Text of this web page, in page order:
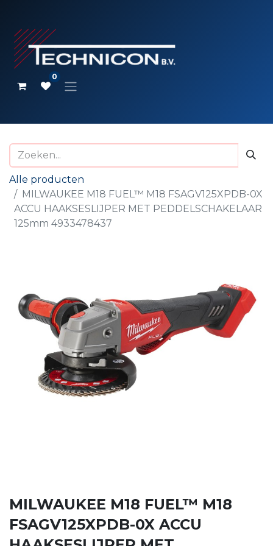
0
Alle producten
MILWAUKEE M18 FUEL™ M18 FSAGV125XPDB-0X
ACCU HAAKSESLIJPER MET PEDDELSCHAKELAAR
125mm 4933478437
MILWAUKEE M18 FUEL™ M18
FSAGV125XPDB-0X ACCU